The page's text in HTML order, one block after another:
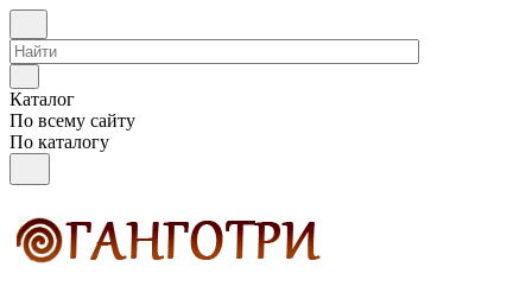
Каталог
По всему сайту
По каталогу